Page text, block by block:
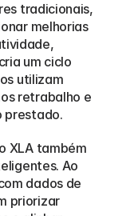
tradicionais,
melhorias
um ciclo
utilizam
retrabalho e
prestado.
XLA também
Ao
dados de
priorizar